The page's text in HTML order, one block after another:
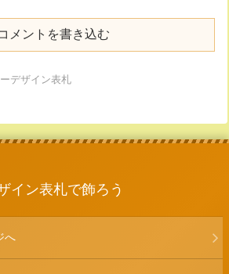
メントを書き込む
デザイン表札
イン表札で飾ろう
へ